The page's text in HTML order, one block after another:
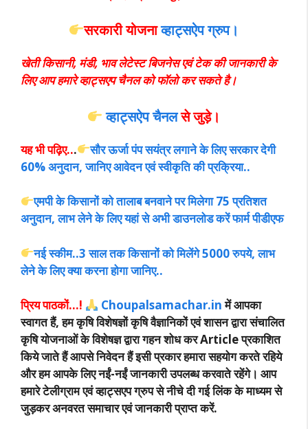
सरकारी योजनाव्हाट्सऐप ग्रुप।
खेती किसानी, मंडी, भाव लेटेस्ट बिजनेस एवं टेक की जानकारी के
लिए आप हमारे व्हाट्सएप चैनल को फॉलो कर सकते है।
व्हाट्सऐप चैनलसे जुड़े।
यह भी पढ़िए...
सौर ऊर्जा पंप सयंत्र लगाने के लिए सरकार देगी
60% अनुदान, जानिए आवेदन एवं स्वीकृति की प्रक्रिया..
एमपी के किसानों को तालाब बनवाने पर मिलेगा 75 प्रतिशत
अनुदान, लाभ लेने के लिए यहां से अभी डाउनलोड करें फार्म पीडीएफ
नई स्कीम..3 साल तक किसानों को मिलेंगे 5000 रुपये, लाभ
लेने के लिए क्या करना होगा जानिए..
प्रिय पाठकों…! Choupalsamachar.inमें आपका
स्वागत हैं, हम कृषि विशेषज्ञों कृषि वैज्ञानिकों एवं शासन द्वारा संचालित
कृषि योजनाओं के विशेषज्ञ द्वारा गहन शोध कर Article प्रकाशित
किये जाते हैं आपसे निवेदन हैं इसी प्रकार हमारा सहयोग करते रहिये
और हम आपके लिए नईं-नईं जानकारी उपलब्ध करवाते रहेंगे। आप
हमारे टेलीग्राम एवं व्हाट्सएप ग्रुप से नीचे दी गई लिंक के माध्यम से
जुड़कर अनवरत समाचार एवं जानकारी प्राप्त करें.